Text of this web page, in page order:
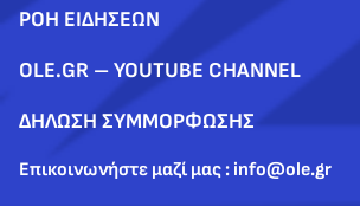
ΡΟΗ ΕΙΔΗΣΕΩΝ
OLE.GR – YOUTUBE CHANNEL
ΔΗΛΩΣΗ ΣΥΜΜΟΡΦΩΣΗΣ
Επικοινωνήστε μαζί μας : info@ole.gr